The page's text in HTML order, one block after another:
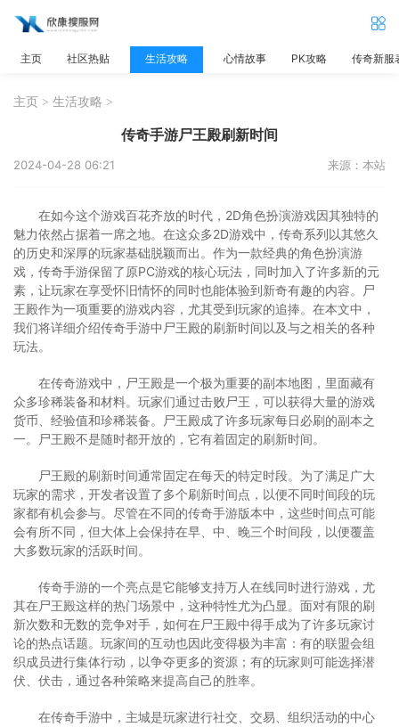
主页 社区热贴 生活攻略 心情故事 PK攻略 传奇新服
主页 > 生活攻略 >
传奇手游尸王殿刷新时间
2024-04-28 06:21 来源：本站
在如今这个游戏百花齐放的时代，2D角色扮演游戏因其独特的
魅力依然占据着一席之地。在这众多2D游戏中，传奇系列以其悠久
的历史和深厚的玩家基础脱颖而出。作为一款经典的角色扮演游
戏，传奇手游保留了原PC游戏的核心玩法，同时加入了许多新的元
素，让玩家在享受怀旧情怀的同时也能体验到新奇有趣的内容。尸
王殿作为一项重要的游戏内容，尤其受到玩家的追捧。在本文中，
我们将详细介绍传奇手游中尸王殿的刷新时间以及与之相关的各种
玩法。
在传奇游戏中，尸王殿是一个极为重要的副本地图，里面藏有
众多珍稀装备和材料。玩家们通过击败尸王，可以获得大量的游戏
货币、经验值和珍稀装备。尸王殿成了许多玩家每日必刷的副本之
一。尸王殿不是随时都开放的，它有着固定的刷新时间。
尸王殿的刷新时间通常固定在每天的特定时段。为了满足广大
玩家的需求，开发者设置了多个刷新时间点，以便不同时间段的玩
家都有机会参与。尽管在不同的传奇手游版本中，这些时间点可能
会有所不同，但大体上会保持在早、中、晚三个时间段，以便覆盖
大多数玩家的活跃时间。
传奇手游的一个亮点是它能够支持万人在线同时进行游戏，尤
其在尸王殿这样的热门场景中，这种特性尤为凸显。面对有限的刷
新次数和无数的竞争对手，如何在尸王殿中得手成为了许多玩家讨
论的热点话题。玩家间的互动也因此变得极为丰富：有的联盟会组
织成员进行集体行动，以争夺更多的资源；有的玩家则可能选择潜
伏、伏击，通过各种策略来提高自己的胜率。
在传奇手游中，主城是玩家进行社交、交易、组织活动的中心